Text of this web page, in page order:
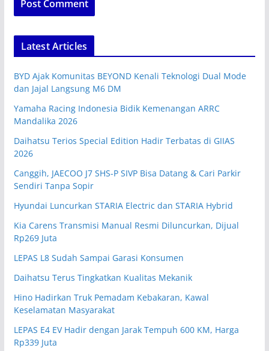
Latest Articles
BYD Ajak Komunitas BEYOND Kenali Teknologi Dual Mode
dan Jajal Langsung M6 DM
Yamaha Racing Indonesia Bidik Kemenangan ARRC
Mandalika 2026
Daihatsu Terios Special Edition Hadir Terbatas di GIIAS
2026
Canggih, JAECOO J7 SHS-P SIVP Bisa Datang & Cari Parkir
Sendiri Tanpa Sopir
Hyundai Luncurkan STARIA Electric dan STARIA Hybrid
Kia Carens Transmisi Manual Resmi Diluncurkan, Dijual
Rp269 Juta
LEPAS L8 Sudah Sampai Garasi Konsumen
Daihatsu Terus Tingkatkan Kualitas Mekanik
Hino Hadirkan Truk Pemadam Kebakaran, Kawal
Keselamatan Masyarakat
LEPAS E4 EV Hadir dengan Jarak Tempuh 600 KM, Harga
Rp339 Juta